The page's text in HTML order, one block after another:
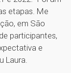
etapas. Me
em São
participantes,
e
Laura.